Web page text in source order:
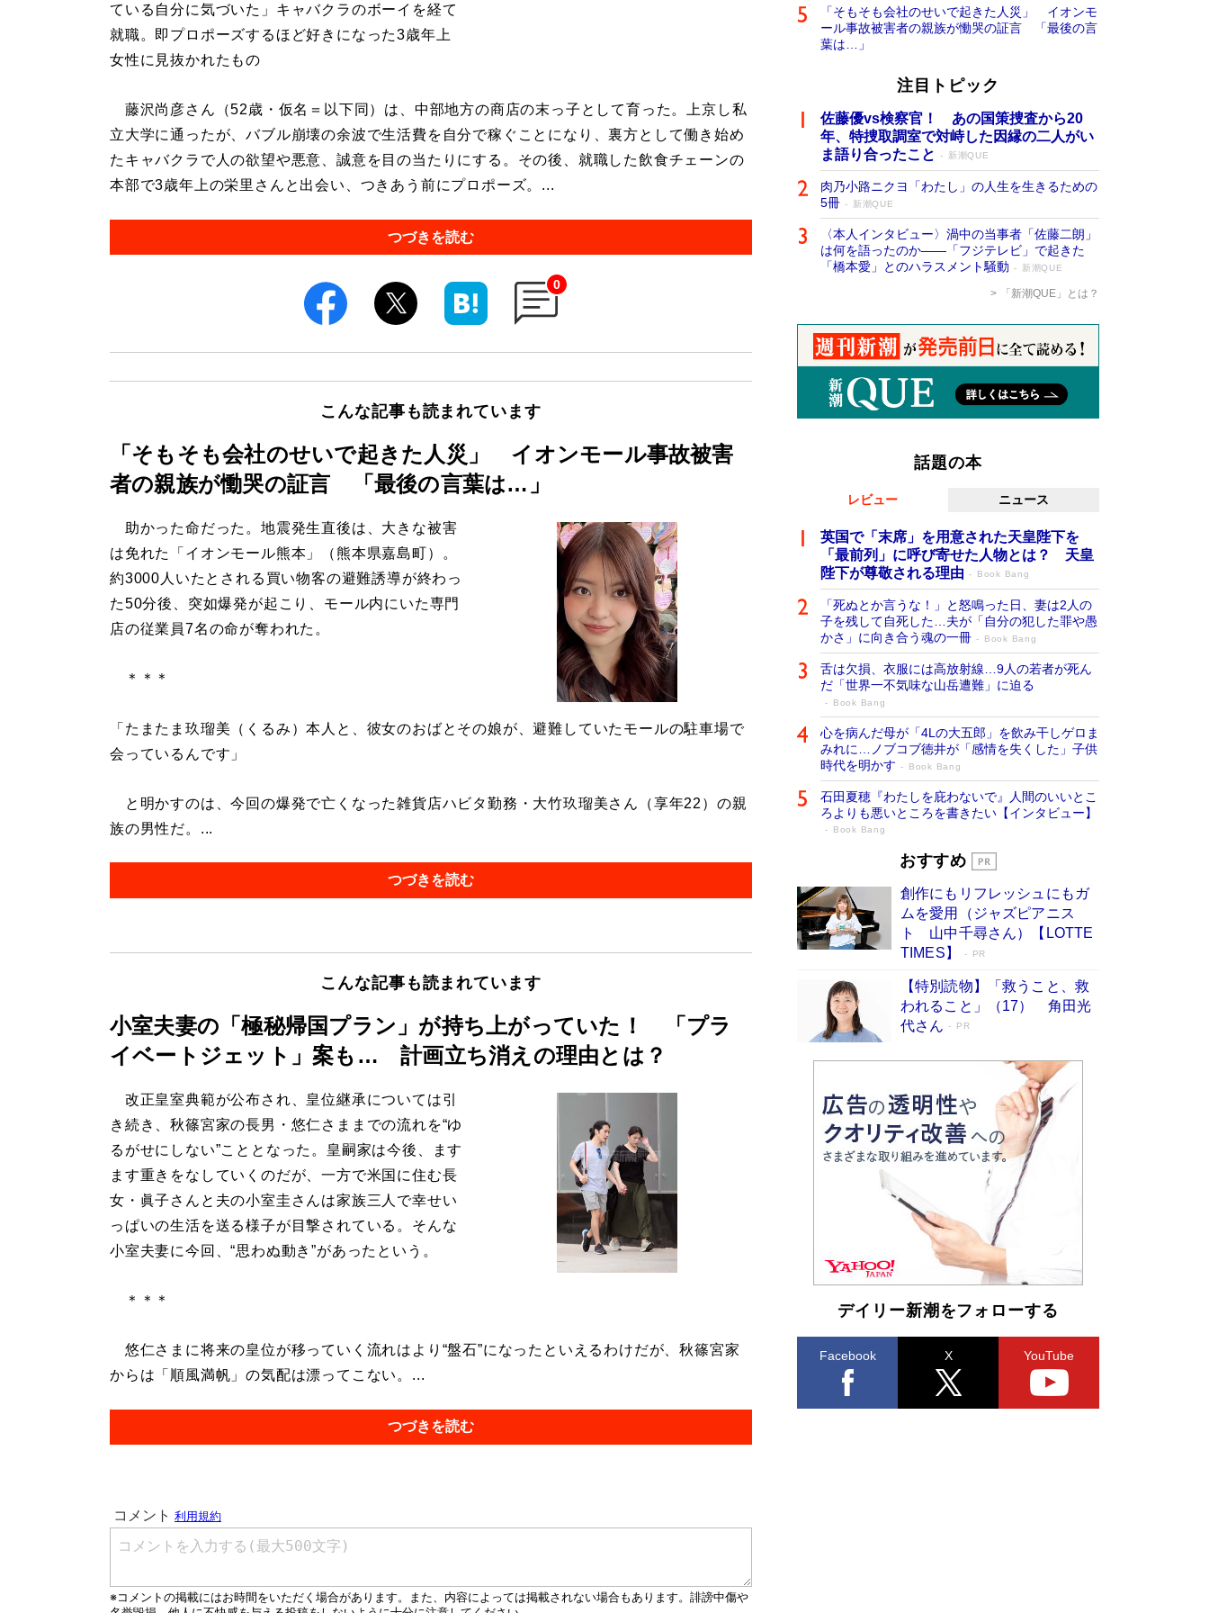
ている自分に気づいた」キャバクラのボーイを経て
就職。即プロポーズするほど好きになった3歳年上
女性に見抜かれたもの
藤沢尚彦さん（52歳・仮名＝以下同）は、中部地方の商店の末っ子として育った。上京し私
立大学に通ったが、バブル崩壊の余波で生活費を自分で稼ぐことになり、裏方として働き始め
たキャバクラで人の欲望や悪意、誠意を目の当たりにする。その後、就職した飲食チェーンの
本部で3歳年上の栄里さんと出会い、つきあう前にプロポーズ。...
つづきを読む
0
こんな記事も読まれています
「そもそも会社のせいで起きた人災」 イオンモール事故被害
者の親族が慟哭の証言 「最後の言葉は…」
助かった命だった。地震発生直後は、大きな被害
は免れた「イオンモール熊本」（熊本県嘉島町）。
約3000人いたとされる買い物客の避難誘導が終わっ
た50分後、突如爆発が起こり、モール内にいた専門
店の従業員7名の命が奪われた。
＊＊＊
「たまたま玖瑠美（くるみ）本人と、彼女のおばとその娘が、避難していたモールの駐車場で
会っているんです」
と明かすのは、今回の爆発で亡くなった雑貨店ハビタ勤務・大竹玖瑠美さん（享年22）の親
族の男性だ。...
つづきを読む
こんな記事も読まれています
小室夫妻の「極秘帰国プラン」が持ち上がっていた！ 「プラ
イベートジェット」案も… 計画立ち消えの理由とは？
改正皇室典範が公布され、皇位継承については引
き続き、秋篠宮家の長男・悠仁さままでの流れを“ゆ
るがせにしない”こととなった。皇嗣家は今後、ます
ます重きをなしていくのだが、一方で米国に住む長
女・眞子さんと夫の小室圭さんは家族三人で幸せい
っぱいの生活を送る様子が目撃されている。そんな
小室夫妻に今回、“思わぬ動き”があったという。
＊＊＊
悠仁さまに将来の皇位が移っていく流れはより“盤石”になったといえるわけだが、秋篠宮家
からは「順風満帆」の気配は漂ってこない。...
つづきを読む
「そもそも会社のせいで起きた人災」 イオンモ
ール事故被害者の親族が慟哭の証言 「最後の言
葉は…」
注目トピック
佐藤優vs検察官！ あの国策捜査から20
年、特捜取調室で対峙した因縁の二人がい
ま語り合ったこと
新潮QUE
肉乃小路ニクヨ「わたし」の人生を生きるための
5冊
新潮QUE
〈本人インタビュー〉渦中の当事者「佐藤二朗」
は何を語ったのか――「フジテレビ」で起きた
「橋本愛」とのハラスメント騒動
新潮QUE
「新潮QUE」とは？
話題の本
レビュー ニュース
英国で「末席」を用意された天皇陛下を
「最前列」に呼び寄せた人物とは？ 天皇
陛下が尊敬される理由
Book Bang
「死ぬとか言うな！」と怒鳴った日、妻は2人の
子を残して自死した…夫が「自分の犯した罪や愚
かさ」に向き合う魂の一冊
Book Bang
舌は欠損、衣服には高放射線…9人の若者が死ん
だ「世界一不気味な山岳遭難」に迫る
Book Bang
心を病んだ母が「4Lの大五郎」を飲み干しゲロま
みれに…ノブコブ徳井が「感情を失くした」子供
時代を明かす
Book Bang
石田夏穂『わたしを庇わないで』人間のいいとこ
ろよりも悪いところを書きたい【インタビュー】
Book Bang
73歳でも働くしかない 「老後レス時代」
「『火垂るの墓』は、大嘘である」原作者が抱き
続けた“自責の念”とは…「自己憐憫は描きたくな
い」監督が徹底的にこだわったこと（後編） #
Book Bang
「なんで？ そんな馬鹿な……」90歳になった作
家・阿刀田高さんが、ひとり暮らしの生活を明か
す
Book Bang
人々が新たな一歩を踏み出す連作短篇集『海のほ
Book Bang
和田秀樹の70代、80代向け新書がベスト3を独
占 上半期1位にも選出［新書ベストセラー］
Book Bang
おすすめ
創作にもリフレッシュにもガ
ムを愛用（ジャズピアニス
ト 山中千尋さん）【LOTTE
TIMES】
PR
【特別読物】「救うこと、救
われること」（17） 角田光
代さん
PR
デイリー新潮をフォローする
Facebook X YouTube